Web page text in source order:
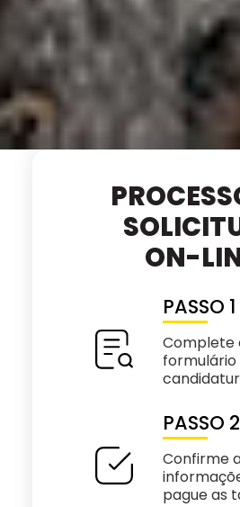
ON-
PASSO 1
Complete
formulário
PASSO 2
Confirme
pague as